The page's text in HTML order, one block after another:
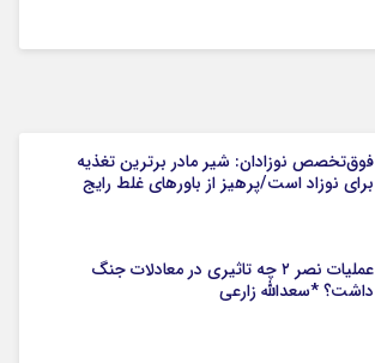
فوق‌تخصص نوزادان: شیر مادر برترین تغذیه
برای نوزاد است/پرهیز از باورهای غلط رایج
عملیات نصر ۲ چه تاثیری در معادلات جنگ
داشت؟ *سعدالله زارعی